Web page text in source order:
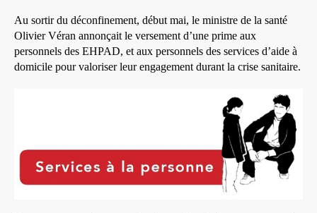
Au sortir du déconfinement, début mai, le ministre de la santé
Olivier Véran annonçait le versement d’une prime aux
personnels des EHPAD, et aux personnels des services d’aide à
domicile pour valoriser leur engagement durant la crise sanitaire.